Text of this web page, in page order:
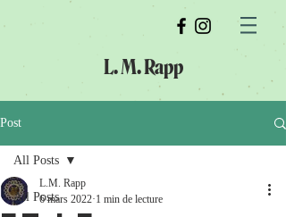
L. M. Rapp
Post
All Posts
All Posts
L.M. Rapp
6 mars 2022 1 min de lecture